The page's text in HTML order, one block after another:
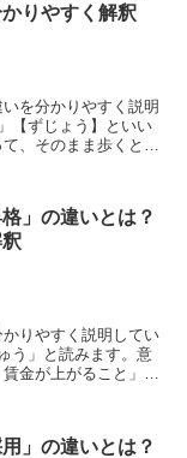
りやすく解釈
を分かりやすく説明
【ずじょう】といい
、そのまま歩くと頭
格」の違いとは？
りやすく説明してい
う」と読みます。意
金が上がること」で
用」の違いとは？